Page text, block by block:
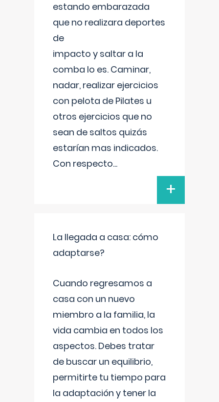
estando embarazada
que no realizara deportes
de
impacto y saltar a la
comba lo es. Caminar,
nadar, realizar ejercicios
con pelota de Pilates u
otros ejercicios que no
sean de saltos quizás
estarían mas indicados.
Con respecto...
+
La llegada a casa: cómo
adaptarse?
Cuando regresamos a
casa con un nuevo
miembro a la familia, la
vida cambia en todos los
aspectos. Debes tratar
de buscar un equilibrio,
permitirte tu tiempo para
la adaptación y tener la